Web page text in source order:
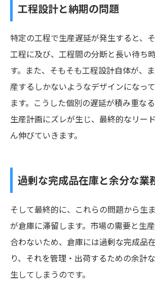
工程設計と納期の問題
特定の工程で生産遅延が発生すると、
工程に及び、工程間の分断と長い待ち
す。また、そもそも工程設計自体が、
産するしかないようなデザインになっ
ます。こうした個別の遅延が積み重な
生産計画にズレが生じ、最終的なリー
ん伸びていきます。
過剰な完成品在庫と余分な業
そして最終的に、これらの問題から生
が倉庫に滞留します。市場の需要と生
合わないため、倉庫には過剰な完成品
り、それを管理・出荷するための余計
生してしまうのです。